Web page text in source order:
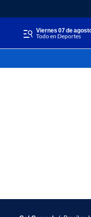
viernes 07 de
Todo en Deportes